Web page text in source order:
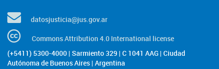
datosjusticia@jus.gov.ar
Commons Attribution 4.0 International license
(+5411) 5300-4000 | Sarmiento 329 | C 1041 AAG | Ciudad
Autónoma de Buenos Aires | Argentina